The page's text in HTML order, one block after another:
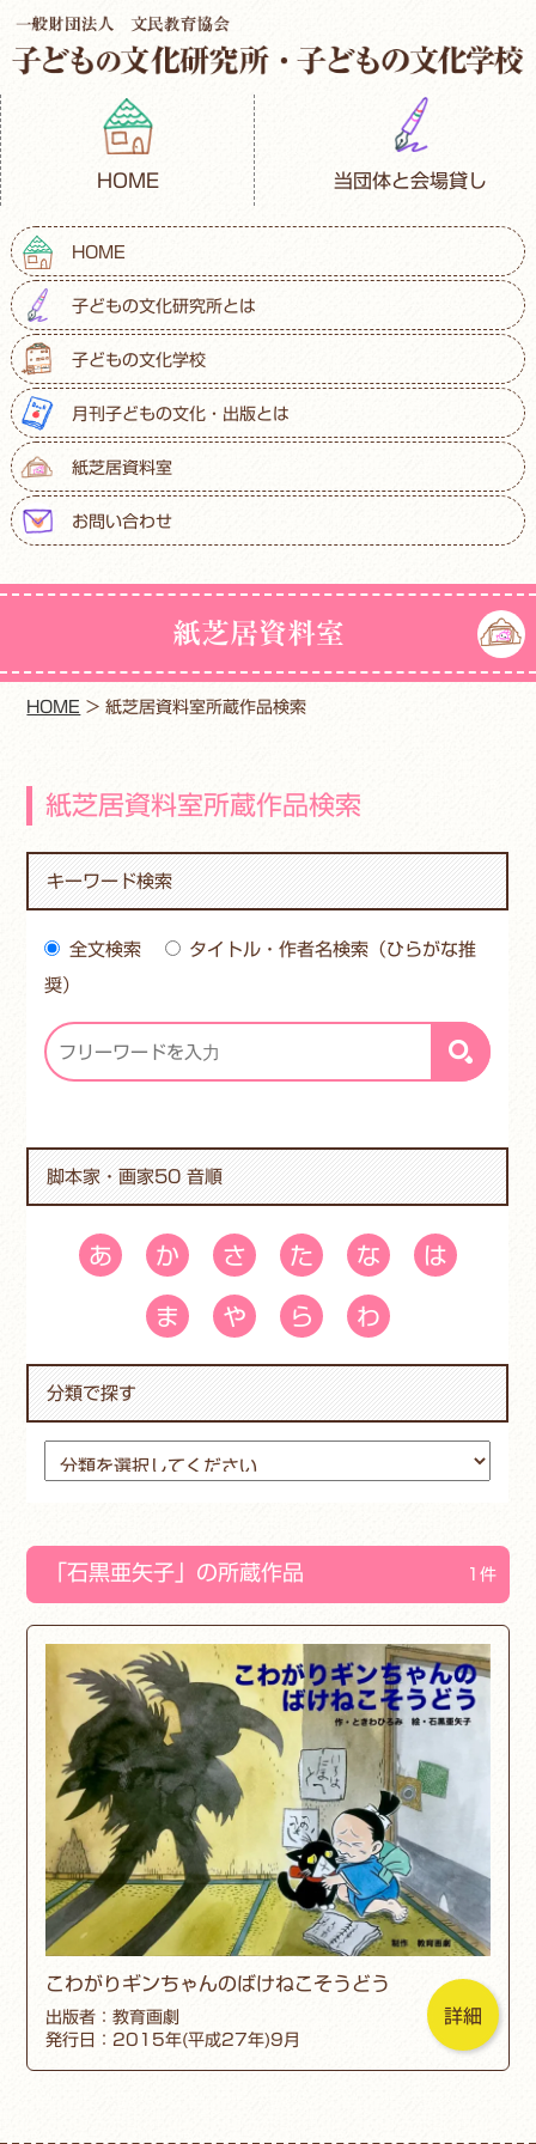
HOME 当団体と会場貸し
HOME
子どもの文化研究所とは
子どもの文化学校
月刊子どもの文化・出版とは
紙芝居資料室
お問い合わせ
紙芝居資料室
HOME >紙芝居資料室所蔵作品検索
紙芝居資料室所蔵作品検索
キーワード検索
全文検索
タイトル・作者名検索（ひらがな推
奨）
脚本家・画家50 音順
あ か さ た な は
ま や ら わ
分類で探す
「石黒亜矢子」の所蔵作品 1件
こわがりギンちゃんのばけねこそうどう
出版者：教育画劇
発行日：2015年(平成27年)9月
詳細